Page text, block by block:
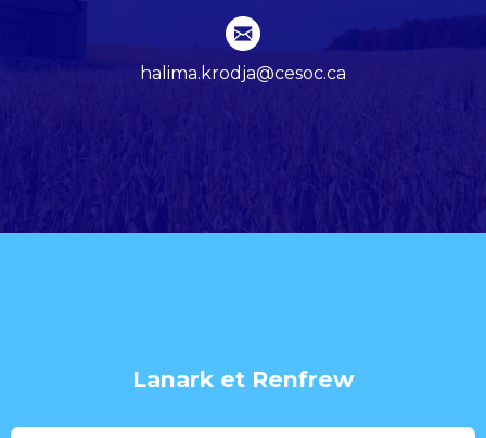
halima.krodja@cesoc.ca
Lanark et Renfrew